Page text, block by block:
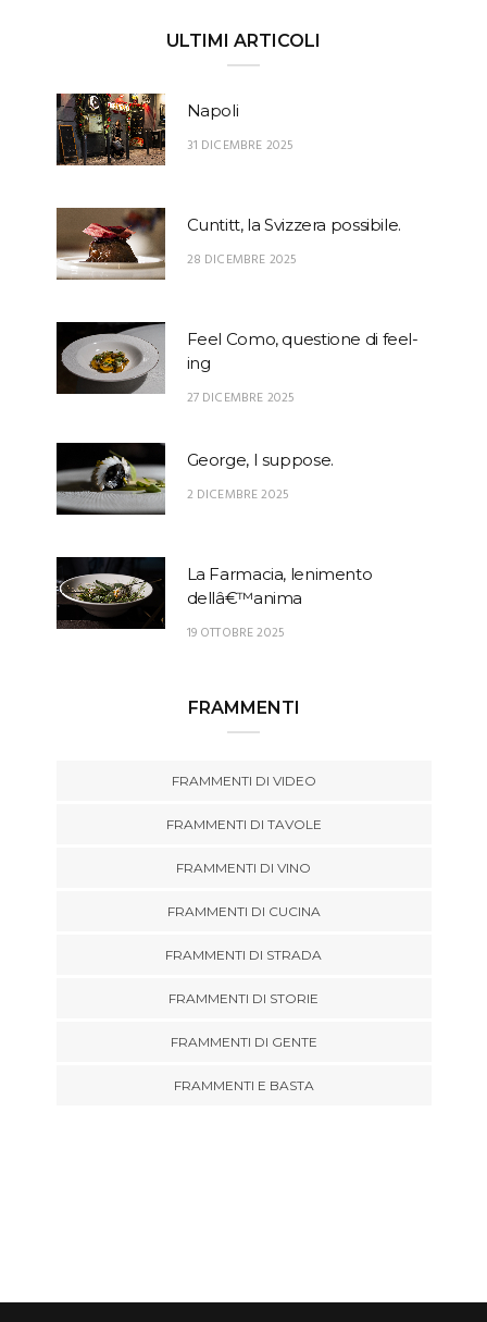
ULTIMI ARTICOLI
Napoli
31 DICEMBRE 2025
Cuntitt, la Svizzera possibile.
28 DICEMBRE 2025
Feel Como, questione di feel-
ing
27 DICEMBRE 2025
George, I suppose.
2 DICEMBRE 2025
La Farmacia, lenimento
dellâ€™anima
19 OTTOBRE 2025
FRAMMENTI
FRAMMENTI DI VIDEO
FRAMMENTI DI TAVOLE
FRAMMENTI DI VINO
FRAMMENTI DI CUCINA
FRAMMENTI DI STRADA
FRAMMENTI DI STORIE
FRAMMENTI DI GENTE
FRAMMENTI E BASTA